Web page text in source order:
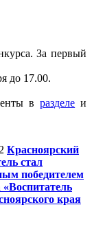
За первый
до 17.00.
вразделе и
Красноярский
стал
победителем
«Воспитатель
края